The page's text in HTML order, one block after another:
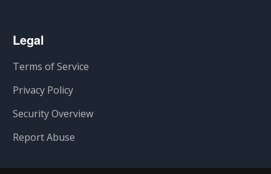
Legal
Terms of Service
Privacy Policy
Security Overview
Report Abuse